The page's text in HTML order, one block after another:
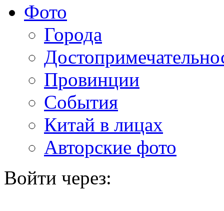
Фото
Города
Провинции
События
Китай в лицах
Авторские фото
Войти через: